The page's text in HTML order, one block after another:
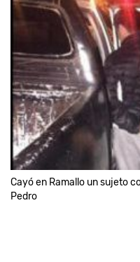
Cayó en Ramallo un sujeto
Pedro